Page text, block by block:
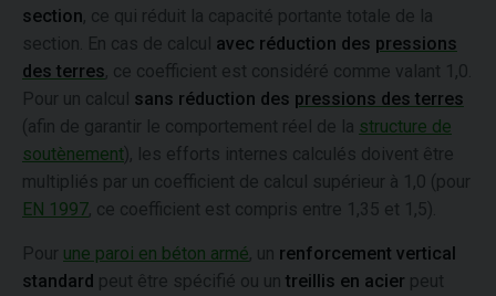
section, ce qui réduit la capacité portante totale de la
section. En cas de calcul avec réduction des pressions
des terres, ce coefficient est considéré comme valant 1,0.
Pour un calcul sans réduction des pressions des terres
(afin de garantir le comportement réel de la structure de
soutènement), les efforts internes calculés doivent être
multipliés par un coefficient de calcul supérieur à 1,0 (pour
EN 1997, ce coefficient est compris entre 1,35 et 1,5).
Pour une paroi en béton armé, un renforcement vertical
standard peut être spécifié ou un treillis en acier peut